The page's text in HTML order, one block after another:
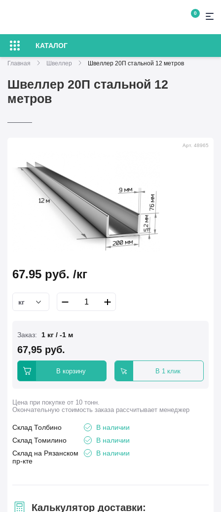
0
КАТАЛОГ
Главная Швеллер Швеллер 20П стальной 12 метров
Швеллер 20П стальной 12
метров
Арт. 48965
67.95 руб. /кг
кг
Заказ: 1 кг / -1 м
67,95 руб.
В корзину В 1 клик
Цена при покупке от 10 тонн.
Окончательную стоимость заказа рассчитывает менеджер
Склад Толбино
В наличии
Склад Томилино
В наличии
Склад на Рязанском
пр-кте
В наличии
Калькулятор доставки: